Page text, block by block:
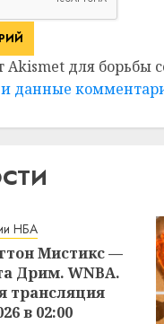
Akismet для борьбы
данные
НБА
Мистикс —
Дрим. WNBA.
трансляция
в 02:00